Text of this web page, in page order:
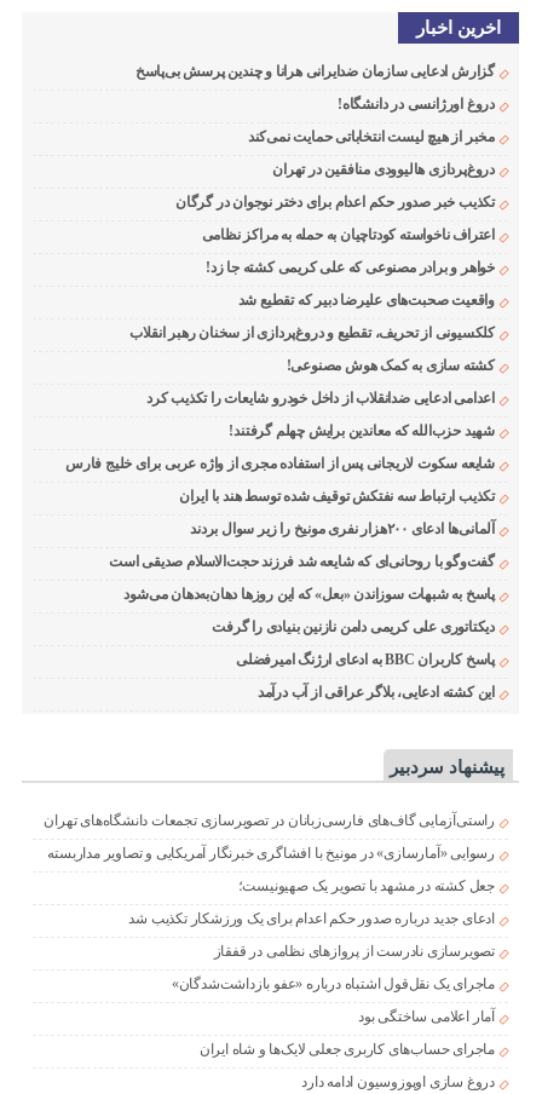
اخرین اخبار
گزارش ادعایی سازمان ضدایرانی هرانا و چندین پرسش بی‌پاسخ
دروغ اورژانسی در دانشگاه!
مخبر از هیچ لیست انتخاباتی حمایت نمی‌کند
دروغ‌پردازی هالیوودی منافقین در تهران
تکذیب خبر صدور حکم اعدام برای دختر نوجوان در گرگان
اعتراف ناخواسته کودتاچیان به حمله به مراکز نظامی
خواهر و برادر مصنوعی که علی کریمی کشته جا زد!
واقعیت صحبت‌های علیرضا دبیر که تقطیع شد
کلکسیونی از تحریف، تقطیع و دروغ‌پردازی از سخنان رهبر انقلاب
کشته سازی به کمک هوش مصنوعی!
اعدامی ادعایی ضدانقلاب از داخل خودرو شایعات را تکذیب کرد
شهید حزب‌الله که معاندین برایش چهلم گرفتند!
شایعه سکوت لاریجانی پس از استفاده مجری از واژه عربی برای خلیج فارس
تکذیب ارتباط سه نفتکش توقیف شده توسط هند با ایران
آلمانی‌ها ادعای ۲۰۰هزار نفری مونیخ را زیر سوال بردند
گفت‌وگو با روحانی‌ای که شایعه شد فرزند حجت‌الاسلام صدیقی است
پاسخ به شبهات سوزاندن «بعل» که این روزها دهان‌به‌دهان می‌شود
دیکتاتوری علی کریمی دامن نازنین بنیادی را گرفت
پاسخ کاربران BBC به ادعای ارژنگ امیرفضلی
این کشته ادعایی، بلاگر عراقی از آب درآمد
پیشنهاد سردبیر
راستی‌آزمایی گاف‌های فارسی‌زبانان در تصویرسازی تجمعات دانشگاه‌های تهران
رسوایی «آمارسازی» در مونیخ با افشاگری خبرنگار آمریکایی و تصاویر مداربسته
جعل کشته در مشهد با تصویر یک صهیونیست؛
ادعای جدید درباره صدور حکم اعدام برای یک ورزشکار تکذیب شد
تصویرسازی نادرست از پروازهای نظامی در قفقاز
ماجرای یک نقل‌قول اشتباه درباره «عفو بازداشت‌شدگان»
آمار اعلامی ساختگی بود
ماجرای حساب‌های کاربری جعلی لایک‌ها و شاه ایران
دروغ سازی اوپوزوسیون ادامه دارد